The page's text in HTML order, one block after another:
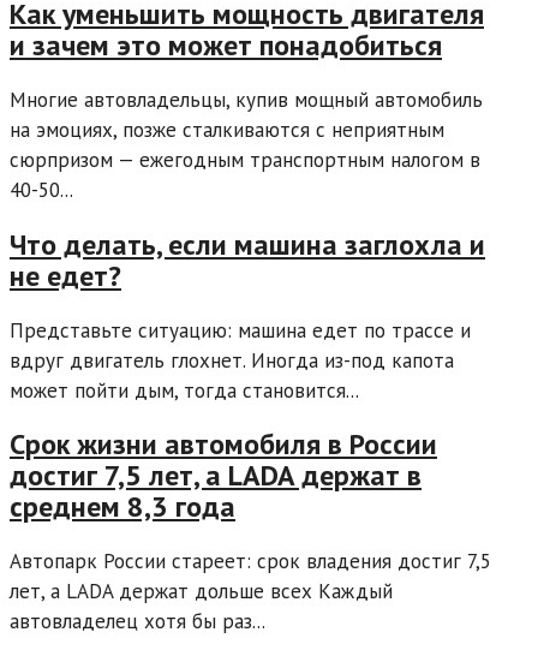
Как уменьшить мощность двигателя
и зачем это может понадобиться
Многие автовладельцы, купив мощный автомобиль
на эмоциях, позже сталкиваются с неприятным
сюрпризом — ежегодным транспортным налогом в
40-50...
Что делать, если машина заглохла и
не едет?
Представьте ситуацию: машина едет по трассе и
вдруг двигатель глохнет. Иногда из-под капота
может пойти дым, тогда становится...
Срок жизни автомобиля в России
достиг 7,5 лет, а LADA держат в
среднем 8,3 года
Автопарк России стареет: срок владения достиг 7,5
лет, а LADA держат дольше всех Каждый
автовладелец хотя бы раз...